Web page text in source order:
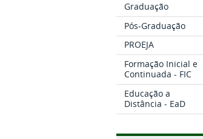
Graduação
Pós-Graduação
PROEJA
Formação Inicial e
Continuada - FIC
Educação a
Distância - EaD